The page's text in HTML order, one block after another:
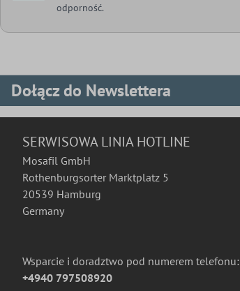
odporność.
Dołącz do Newslettera
SERWISOWA LINIA HOTLINE
Mosafil GmbH
Rothenburgsorter Marktplatz 5
20539 Hamburg
Germany
Wsparcie i doradztwo pod numerem telefonu:
+4940 797508920